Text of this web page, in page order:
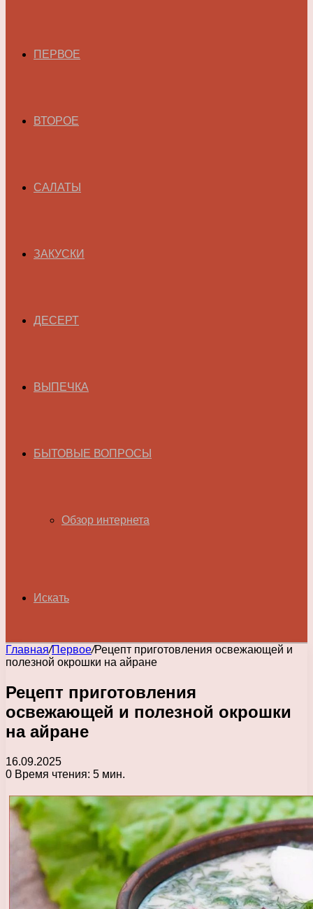
ПЕРВОЕ
ВТОРОЕ
САЛАТЫ
ЗАКУСКИ
ДЕСЕРТ
ВЫПЕЧКА
БЫТОВЫЕ ВОПРОСЫ
Обзор интернета
Искать
Главная/Первое/Рецепт приготовления освежающей и
полезной окрошки на айране
Рецепт приготовления
освежающей и полезной окрошки
на айране
16.09.2025
0 Время чтения: 5 мин.